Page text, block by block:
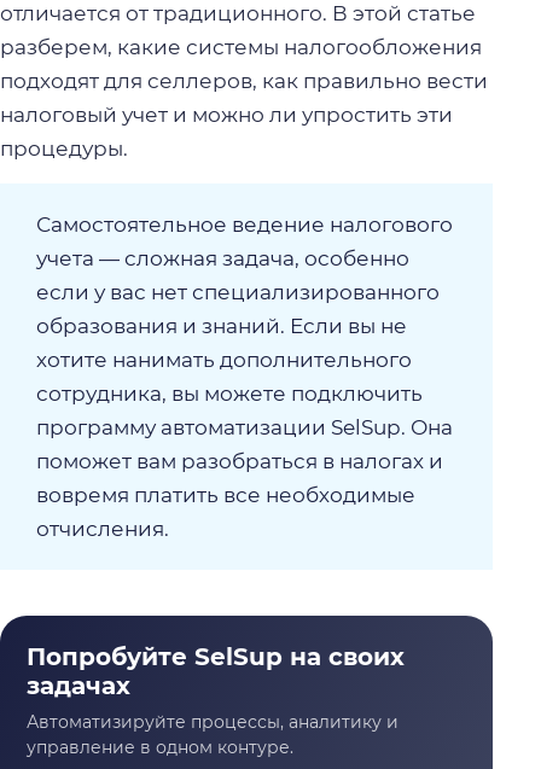
отличается от традиционного. В этой статье
разберем, какие системы налогообложения
подходят для селлеров, как правильно вести
налоговый учет и можно ли упростить эти
процедуры.
Самостоятельное ведение налогового
учета — сложная задача, особенно
если у вас нет специализированного
образования и знаний. Если вы не
хотите нанимать дополнительного
сотрудника, вы можете подключить
программу автоматизации SelSup. Она
поможет вам разобраться в налогах и
вовремя платить все необходимые
отчисления.